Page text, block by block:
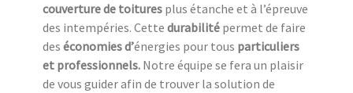
couverture de toitures plus étanche et à l’épreuve
des intempéries. Cette durabilité permet de faire
des économies d’énergies pour tous particuliers
et professionnels. Notre équipe se fera un plaisir
de vous guider afin de trouver la solution de